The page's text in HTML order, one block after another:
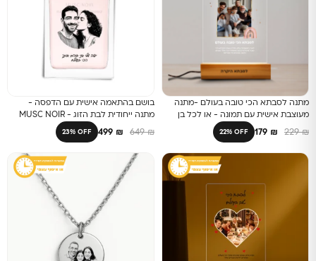
מתנה לסבתא הכי טובה בעולם -מתנה
מעוצבת אישית עם תמונה - או לכל בן
אדם אחר₪
229
₪
22% OFF
בושם בהתאמה אישית עם הדפסה -
מתנה ייחודית לבת הזוג - MUSC NOIR
FOR HER₪
649
₪
23% OFF